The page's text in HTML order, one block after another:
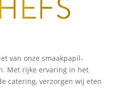
van onze smaakpapil-
Met rijke ervaring in het
catering, verzorgen wij eten